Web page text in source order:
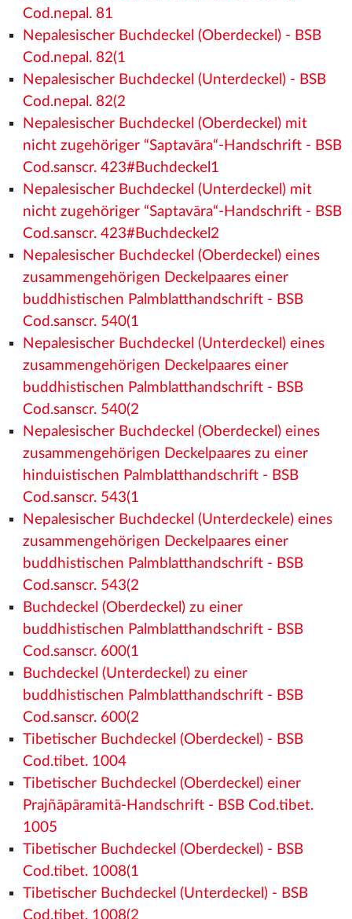
Cod.nepal. 81
Nepalesischer Buchdeckel (Oberdeckel) - BSB
Cod.nepal. 82(1
Nepalesischer Buchdeckel (Unterdeckel) - BSB
Cod.nepal. 82(2
Nepalesischer Buchdeckel (Oberdeckel) mit
nicht zugehöriger “Saptavāra“-Handschrift - BSB
Cod.sanscr. 423#Buchdeckel1
Nepalesischer Buchdeckel (Unterdeckel) mit
nicht zugehöriger “Saptavāra“-Handschrift - BSB
Cod.sanscr. 423#Buchdeckel2
Nepalesischer Buchdeckel (Oberdeckel) eines
zusammengehörigen Deckelpaares einer
buddhistischen Palmblatthandschrift - BSB
Cod.sanscr. 540(1
Nepalesischer Buchdeckel (Unterdeckel) eines
zusammengehörigen Deckelpaares einer
buddhistischen Palmblatthandschrift - BSB
Cod.sanscr. 540(2
Nepalesischer Buchdeckel (Oberdeckel) eines
zusammengehörigen Deckelpaares zu einer
hinduistischen Palmblatthandschrift - BSB
Cod.sanscr. 543(1
Nepalesischer Buchdeckel (Unterdeckele) eines
zusammengehörigen Deckelpaares einer
buddhistischen Palmblatthandschrift - BSB
Cod.sanscr. 543(2
Buchdeckel (Oberdeckel) zu einer
buddhistischen Palmblatthandschrift - BSB
Cod.sanscr. 600(1
Buchdeckel (Unterdeckel) zu einer
buddhistischen Palmblatthandschrift - BSB
Cod.sanscr. 600(2
Tibetischer Buchdeckel (Oberdeckel) - BSB
Cod.tibet. 1004
Tibetischer Buchdeckel (Oberdeckel) einer
Prajñāpāramitā-Handschrift - BSB Cod.tibet.
1005
Tibetischer Buchdeckel (Oberdeckel) - BSB
Cod.tibet. 1008(1
Tibetischer Buchdeckel (Unterdeckel) - BSB
Cod.tibet. 1008(2